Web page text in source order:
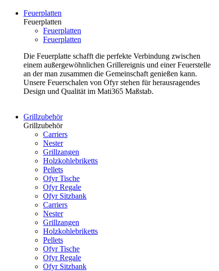
Feuerplatten
Feuerplatten
Feuerplatten
Feuerplatten
Die Feuerplatte schafft die perfekte Verbindung zwischen
einem außergewöhnlichen Grillereignis und einer Feuerstelle
an der man zusammen die Gemeinschaft genießen kann.
Unsere Feuerschalen von Ofyr stehen für herausragendes
Design und Qualität im Mati365 Maßstab.
Grillzubehör
Grillzubehör
Carriers
Nester
Grillzangen
Holzkohlebriketts
Pellets
Ofyr Tische
Ofyr Regale
Ofyr Sitzbank
Carriers
Nester
Grillzangen
Holzkohlebriketts
Pellets
Ofyr Tische
Ofyr Regale
Ofyr Sitzbank